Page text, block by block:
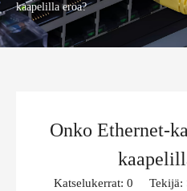
kaapelilla eroa?
Onko Ethernet-
Katselukerrat: 0 Tekijä: